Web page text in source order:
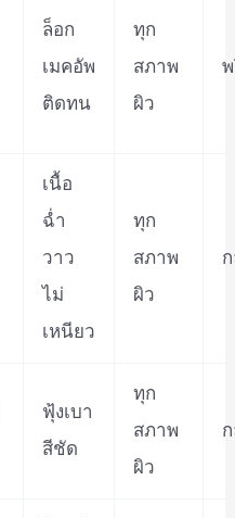
ล็อก
เมคอัพ
ติดทน
ทุก
สภาพ
ผิว
เนื้อ
ฉ่ำ
วาว
ไม่
เหนียว
ทุก
สภาพ
ผิว
ฟุ้งเบา
สีชัด
ทุก
สภาพ
ผิว